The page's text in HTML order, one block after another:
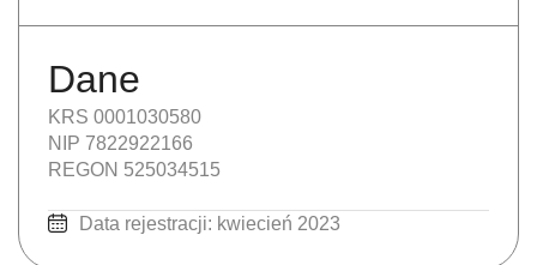
Dane
KRS 0001030580
NIP 7822922166
REGON 525034515
Data rejestracji: kwiecień 2023